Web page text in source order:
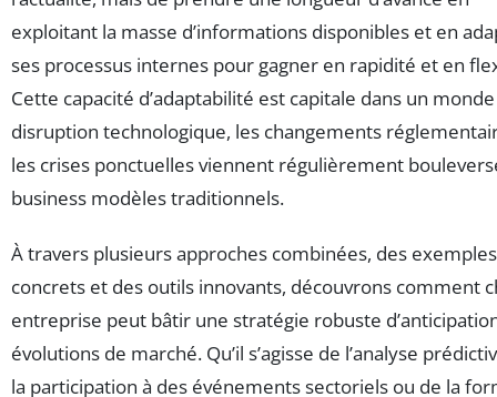
exploitant la masse d’informations disponibles et en
ses processus internes pour gagner en rapidité et en
Cette capacité d’adaptabilité est capitale dans un
disruption technologique, les changements
les crises ponctuelles viennent régulièrement
business modèles traditionnels.
À travers plusieurs approches combinées, des exemples
concrets et des outils innovants, découvrons comment
entreprise peut bâtir une stratégie robuste
évolutions de marché. Qu’il s’agisse de l’analyse
la participation à des événements sectoriels ou de la